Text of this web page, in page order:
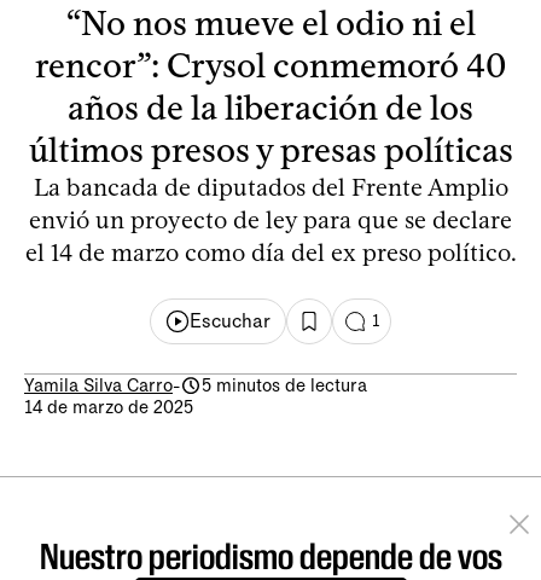
“No nos mueve el odio ni el
rencor”: Crysol conmemoró 40
años de la liberación de los
últimos presos y presas políticas
La bancada de diputados del Frente Amplio
envió un proyecto de ley para que se declare
el 14 de marzo como día del ex preso político.
Escuchar 1
Yamila Silva Carro-
5 minutos de lectura
14 de marzo de 2025
Nuestro periodismo depende de vos